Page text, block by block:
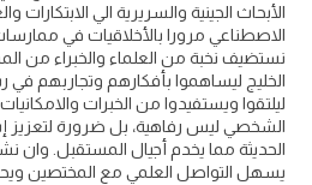
الأبحاث الجينية والسريرية الي الابتكارات
الاصطناعي مرورا بالأخلاقيات في
نستضيف نخبة من العلماء والخبراء من
الخليج ليساهموا بأفكارهم وتجاربهم في
ليلتقوا ويستفيدوا من الخبرات
الشخصي ليس رفاهية، بل ضرورة لتعزيز
الحديثة مما يخدم أجيال المستقبل. وان
يسهل التواصل العلمي مع المختصين